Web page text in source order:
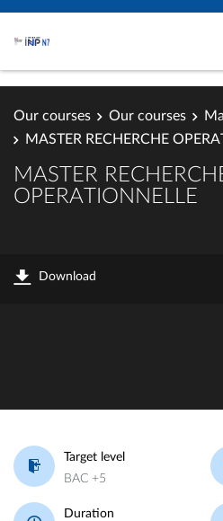
Our courses Our courses
MASTER RECHERCHE
MASTER
OPERATIONNELLE
Download
Target level
BAC +5
Duration